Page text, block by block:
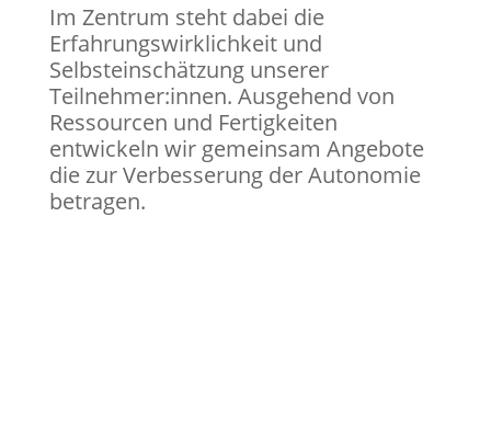
Im Zentrum steht dabei die
Erfahrungswirklichkeit und
Selbsteinschätzung unserer
Teilnehmer:innen. Ausgehend von
Ressourcen und Fertigkeiten
entwickeln wir gemeinsam Angebote
die zur Verbesserung der Autonomie
betragen.